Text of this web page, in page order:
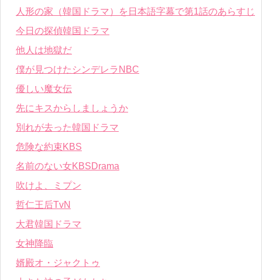
人形の家（韓国ドラマ）を日本語字幕で第1話のあらすじ
今日の探偵韓国ドラマ
他人は地獄だ
僕が見つけたシンデレラNBC
優しい魔女伝
先にキスからしましょうか
別れが去った韓国ドラマ
危険な約束KBS
名前のない女KBSDrama
吹けよ、ミプン
哲仁王后TvN
大君韓国ドラマ
女神降臨
婿殿オ・ジャクトゥ